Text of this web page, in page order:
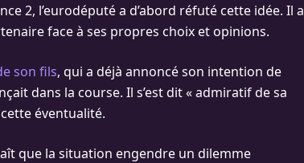
2, l’eurodéputé a d’abord réfuté cette idée. Il a
face à ses propres choix et opinions.
son fils, qui a déjà annoncé son intention de
dans la course. Il s’est dit « admiratif de sa
éventualité.
que la situation engendre un dilemme